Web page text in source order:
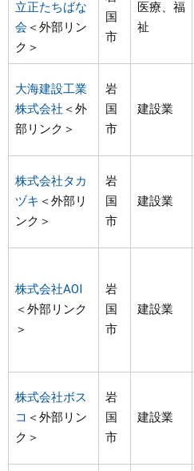
立正たちばな
会 ＜外部リン
ク＞
国
市
医療、福
祉
大海建設工業
株式会社 ＜外
部リンク＞
岩
国
市
建設業
株式会社タカ
ヅキ ＜外部リ
ンク＞
岩
国
市
建設業
株式会社AOI
＜外部リンク
＞
岩
国
市
建設業
株式会社ボス
コ ＜外部リン
ク＞
岩
国
市
建設業